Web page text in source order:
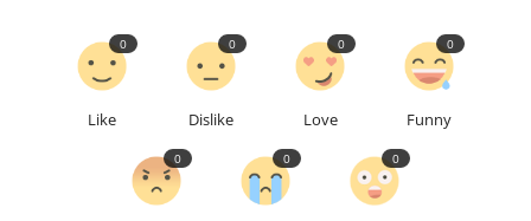
Like
0
Dislike
0
Love
0
Funny
0
0 0 0